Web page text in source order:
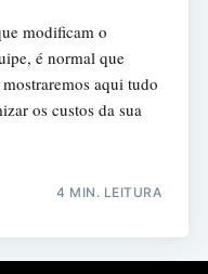
modificam o
é normal que
aqui tudo
os custos da sua
4 MIN. LEITURA